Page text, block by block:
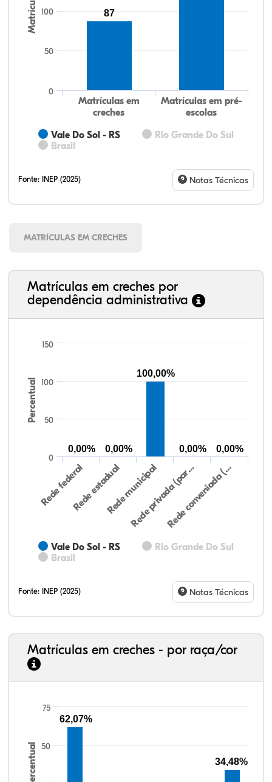
Matrículas
Vale Do Sol - RS
Rio Grande Do Sul
Brasil
Matrículas em
creches
Matrículas em pré-
escolas
0
50
100 87
Fonte: INEP (2025) Notas Técnicas
MATRÍCULAS EM CRECHES
Matrículas em creches por
dependência administrativa
Percentual
Vale Do Sol - RS
Rio Grande Do Sul
Brasil
Rede federalRede estadualRede municipal
Rede privada (par…Rede conveniada (…
0
50
100
150
0,00% 0,00%
100,00%
0,00% 0,00%
Fonte: INEP (2025) Notas Técnicas
Matrículas em creches - por raça/cor
Percentual 50
75
62,07%
34,48%
77,34%
7,88%
0,13%
13,87%
0,71%
0,08%
33,06%
7,95%
0,46%
55,81%
1,22%
1,50%